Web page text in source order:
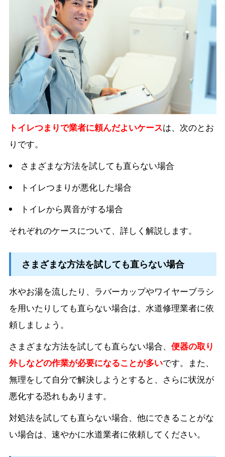
トイレつまりで業者に頼んだよいケースは、次のとお
りです。
さまざまな方法を試しても直らない場合
トイレつまりが悪化した場合
トイレから異音がする場合
それぞれのケースについて、詳しく解説します。
さまざまな方法を試しても直らない場合
水やお湯を流したり、ラバーカップやワイヤーブラシ
を用いたりしても直らない場合は、水道修理業者に依
頼しましょう。
さまざまな方法を試しても直らない場合、 便器の取り
外しなどの作業が必要になることが多いです。また、
無理をして自分で解決しようとすると、さらに状況が
悪化する恐れもあります。
対処法を試しても直らない場合、他にできることがな
い場合は、速やかに水道業者に依頼してください。